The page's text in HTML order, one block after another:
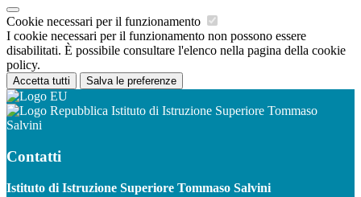
Cookie necessari per il funzionamento
I cookie necessari per il funzionamento non possono essere
disabilitati. È possibile consultare l'elenco nella pagina della cookie
policy.
Accetta tutti Salva le preferenze
Istituto di Istruzione Superiore Tommaso
Salvini
Contatti
Istituto di Istruzione Superiore Tommaso Salvini